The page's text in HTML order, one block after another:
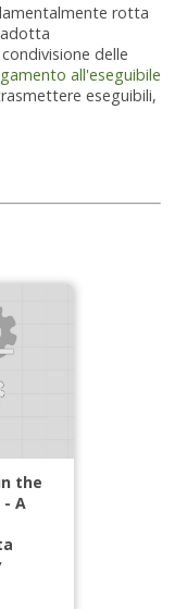
rotta
delle
all'eseguibile
eseguibili,
the
A